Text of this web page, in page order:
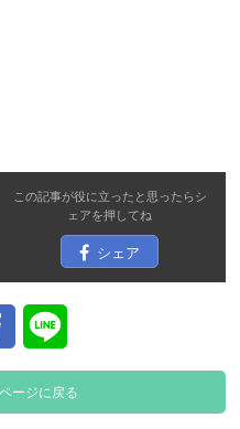
この記事が役に立ったと思ったらシ
ェアを押してね
シェア
ージに戻る